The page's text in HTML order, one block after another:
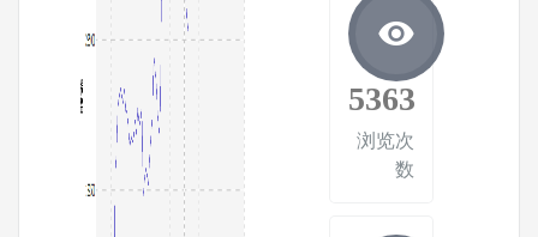
5363
浏览次
数